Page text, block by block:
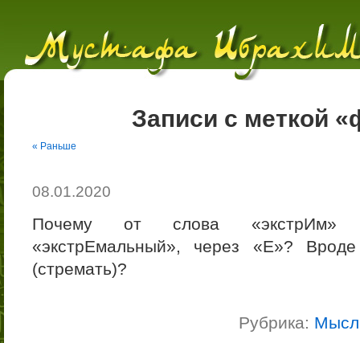
Записи с меткой
« Раньше
08.01.2020
Почему от слова «экстрИм»
«экстрЕмальный», через «Е»?
(стремать)?
Рубрика: